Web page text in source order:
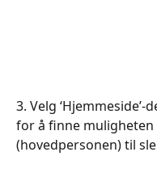
​​​​3. Velg
for å finne
(hovedpersonen) til